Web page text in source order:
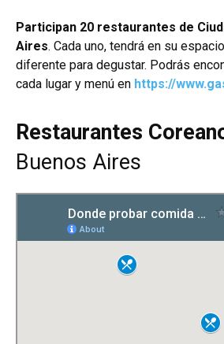
Participan 20 restaurantes de
Aires. Cada uno, tendrá en su
diferente para degustar. Podrás
cada lugar y menú en https://
Restaurantes
Buenos Aires